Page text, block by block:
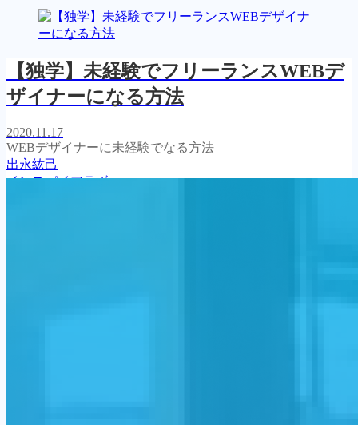
【独学】未経験でフリーランスWEBデ
ザイナーになる方法
2020.11.17
WEBデザイナーに未経験でなる方法
出永紘己
インスパイアラボ